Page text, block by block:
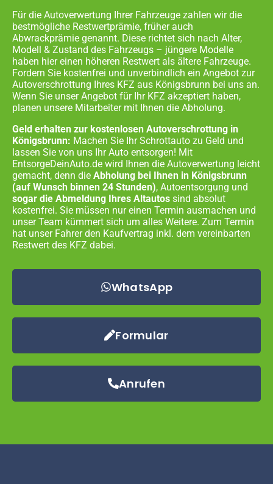
Für die Autoverwertung Ihrer Fahrzeuge zahlen wir die
bestmögliche Restwertprämie, früher auch
Abwrackprämie genannt. Diese richtet sich nach Alter,
Modell & Zustand des Fahrzeugs – jüngere Modelle
haben hier einen höheren Restwert als ältere Fahrzeuge.
Fordern Sie kostenfrei und unverbindlich ein Angebot zur
Autoverschrottung Ihres KFZ aus Königsbrunn bei uns an.
Wenn Sie unser Angebot für Ihr KFZ akzeptiert haben,
planen unsere Mitarbeiter mit Ihnen die Abholung.
Geld erhalten zur kostenlosen Autoverschrottung in
Königsbrunn: Machen Sie Ihr Schrottauto zu Geld und
lassen Sie von uns Ihr Auto entsorgen! Mit
EntsorgeDeinAuto.de wird Ihnen die Autoverwertung leicht
gemacht, denn die Abholung bei Ihnen in Königsbrunn
(auf Wunsch binnen 24 Stunden), Autoentsorgung und
sogar die Abmeldung Ihres Altautos sind absolut
kostenfrei. Sie müssen nur einen Termin ausmachen und
unser Team kümmert sich um alles Weitere. Zum Termin
hat unser Fahrer den Kaufvertrag inkl. dem vereinbarten
Restwert des KFZ dabei.
WhatsApp
Formular
Anrufen